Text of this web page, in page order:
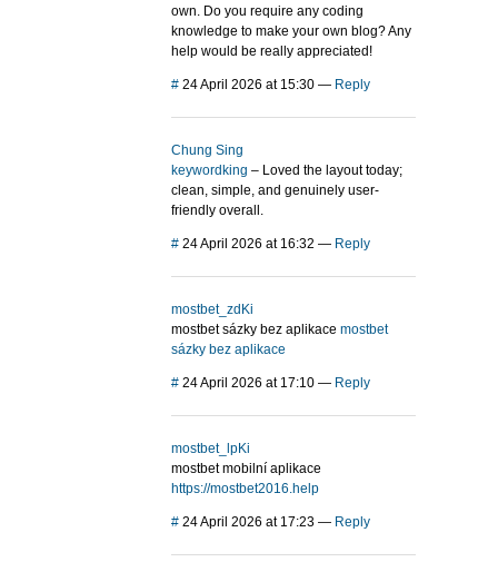
own. Do you require any coding
knowledge to make your own blog? Any
help would be really appreciated!
# 24 April 2026 at 15:30 — Reply
Chung Sing
keywordking – Loved the layout today;
clean, simple, and genuinely user-
friendly overall.
# 24 April 2026 at 16:32 — Reply
mostbet_zdKi
mostbet sázky bez aplikace mostbet
sázky bez aplikace
# 24 April 2026 at 17:10 — Reply
mostbet_lpKi
mostbet mobilní aplikace
https://mostbet2016.help
# 24 April 2026 at 17:23 — Reply